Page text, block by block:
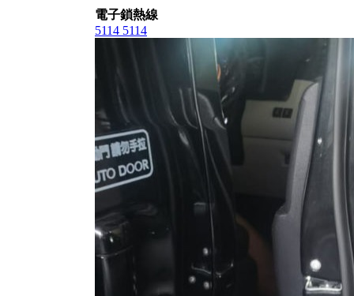
電子鎖熱線
5114 5114